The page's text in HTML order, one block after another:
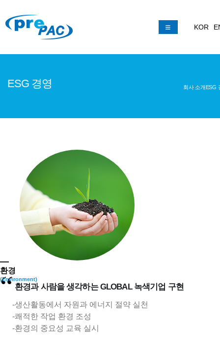
KOR
ESG 경영 회사 소개ESG
“ 환경과 사람을 생각하는 GLOBAL 녹색기업 구현
생산활동에서 자원과 에너지 절약 실천
쾌적한 작업 환경 조성
환경의 중요성 교육 실시
환경
(Environment)